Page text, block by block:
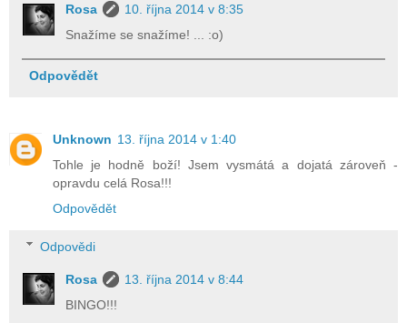
Rosa
10. října 2014 v 8:35
Snažíme se snažíme! ... :o)
Odpovědět
Unknown 13. října 2014 v 1:40
Tohle je hodně boží! Jsem vysmátá a dojatá zároveň -
opravdu celá Rosa!!!
Odpovědět
Odpovědi
Rosa
13. října 2014 v 8:44
BINGO!!!